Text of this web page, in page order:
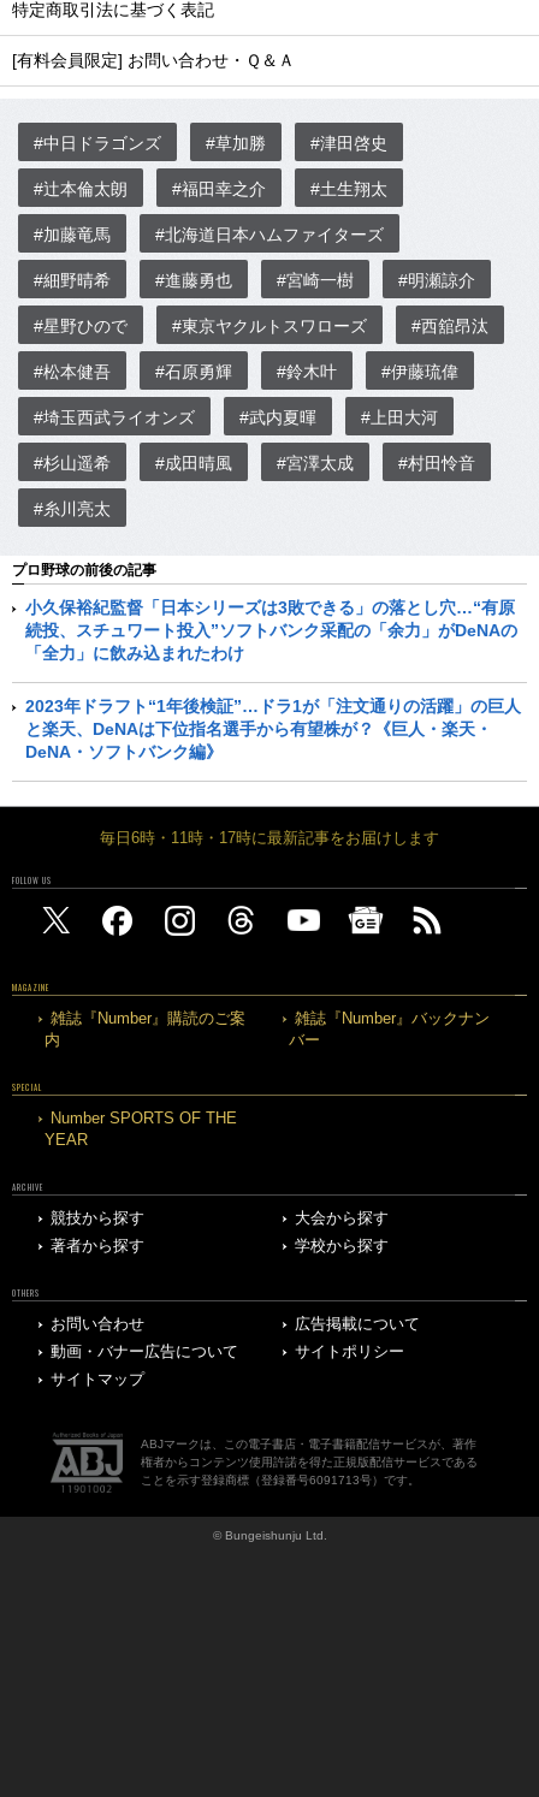
特定商取引法に基づく表記
[有料会員限定] お問い合わせ・Ｑ＆Ａ
#中日ドラゴンズ #草加勝 #津田啓史
#辻本倫太朗 #福田幸之介 #土生翔太
#加藤竜馬 #北海道日本ハムファイターズ
#細野晴希 #進藤勇也 #宮崎一樹 #明瀬諒介
#星野ひので #東京ヤクルトスワローズ #西舘昂汰
#松本健吾 #石原勇輝 #鈴木叶 #伊藤琉偉
#埼玉西武ライオンズ #武内夏暉 #上田大河
#杉山遥希 #成田晴風 #宮澤太成 #村田怜音
#糸川亮太
プロ野球の前後の記事
小久保裕紀監督「日本シリーズは3敗できる」の落とし穴…“有原
続投、スチュワート投入”ソフトバンク采配の「余力」がDeNAの
「全力」に飲み込まれたわけ
2023年ドラフト“1年後検証”…ドラ1が「注文通りの活躍」の巨人
と楽天、DeNAは下位指名選手から有望株が？《巨人・楽天・
DeNA・ソフトバンク編》
毎日6時・11時・17時に最新記事をお届けします
FOLLOW US
MAGAZINE
雑誌『Number』購読のご案
内
雑誌『Number』バックナン
バー
SPECIAL
Number SPORTS OF THE
YEAR
ARCHIVE
競技から探す
大会から探す
著者から探す
学校から探す
OTHERS
お問い合わせ
広告掲載について
動画・バナー広告について
サイトポリシー
サイトマップ
ABJマークは、この電子書店・電子書籍配信サービスが、著作
権者からコンテンツ使用許諾を得た正規版配信サービスである
ことを示す登録商標（登録番号6091713号）です。
© Bungeishunju Ltd.